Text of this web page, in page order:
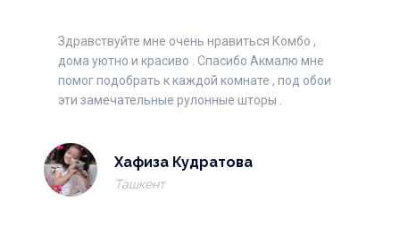
Здравствуйте мне очень нравиться Комбо ,
дома уютно и красиво . Спасибо Акмалю мне
помог подобрать к каждой комнате , под обои
эти замечательные рулонные шторы .
Хафиза Кудратова
Ташкент